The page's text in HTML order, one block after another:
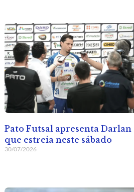
Pato Futsal apresenta Darlan
que estreia neste sábado
30/07/2026